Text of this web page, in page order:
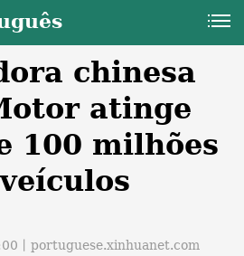
chinesa
atinge
100 milhões
丨portuguese.xinhuanet.com